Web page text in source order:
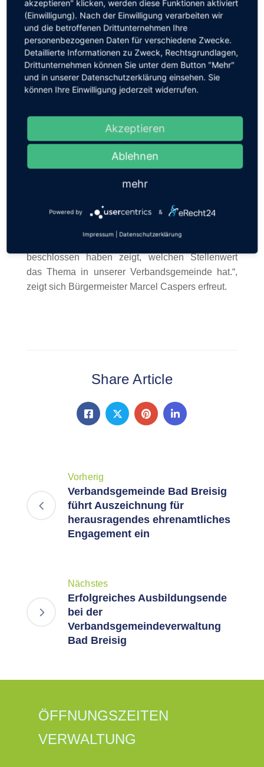
Richtlinie der Verbandsgemeinde Bad Breisig
Balkonkraftwerke
Antrag_Balkonkraftwerke_BadBreisig
„Der Klimaschutz gelingt nur, wenn wir alle an
idealer und unkomplizierter Weg, um echten
Ökostrom direkt vor der eigenen Haustür zu
erzeugen. Das schont das Klima und spürbar den
eigenen Geldbeutel. Ich freue mich über jeden
Haushalt, der dieses Angebot nutzt und
Verbandsgemeinde voranbringt. Dass wir die
beschlossen haben zeigt, welchen Stellenwert
das Thema in unserer Verbandsgemeinde hat.“,
zeigt sich Bürgermeister Marcel Caspers erfreut.
Share Article
Vorherig
Verbandsgemeinde Bad Breisig
führt Auszeichnung für
herausragendes ehrenamtliches
Engagement ein
Nächstes
Erfolgreiches Ausbildungsende
bei der
Verbandsgemeindeverwaltung
Bad Breisig
ÖFFNUNGSZEITEN
VERWALTUNG
akzeptieren" klicken, werden diese Funktionen aktiviert
(Einwilligung). Nach der Einwilligung verarbeiten wir
und die betroffenen Drittunternehmen Ihre
personenbezogenen Daten für verschiedene Zwecke.
Detaillierte Informationen zu Zweck, Rechtsgrundlagen,
Drittunternehmen können Sie unter dem Button "Mehr"
und in unserer Datenschutzerklärung einsehen. Sie
können Ihre Einwilligung jederzeit widerrufen.
Akzeptieren
Ablehnen
mehr
Powered by &
Impressum Datenschutzerklärung